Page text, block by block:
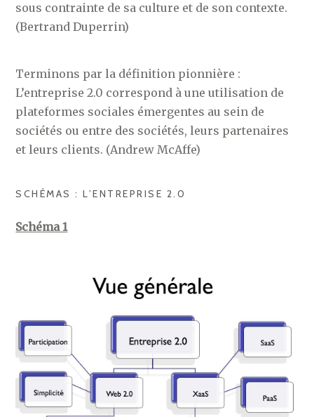
sous contrainte de sa culture et de son contexte.
(Bertrand Duperrin)
Terminons par la définition pionnière :
L’entreprise 2.0 correspond à une utilisation de
plateformes sociales émergentes au sein de
sociétés ou entre des sociétés, leurs partenaires
et leurs clients. (Andrew McAffe)
SCHÉMAS : L’ENTREPRISE 2.0
Schéma 1